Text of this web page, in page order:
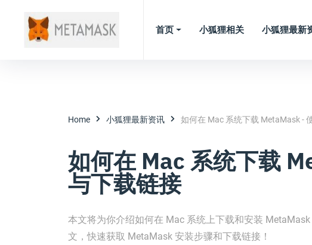
首页 小狐狸相关 小狐狸最新
Home 小狐狸最新资讯 如何在 Mac 系统下载 MetaMask -
如何在 Mac 系统下载
与下载链接
本文将为你介绍如何在 Mac 系统上下载和安装
文，快速获取 MetaMask 安装步骤和下载链接！